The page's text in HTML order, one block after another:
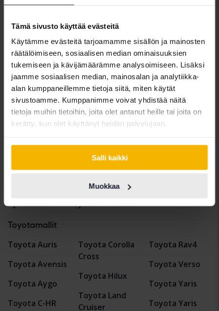
Tämä sivusto käyttää evästeitä
Käytämme evästeitä tarjoamamme sisällön ja mainosten
räätälöimiseen, sosiaalisen median ominaisuuksien
tukemiseen ja kävijämäärämme analysoimiseen. Lisäksi
jaamme sosiaalisen median, mainosalan ja analytiikka-
alan kumppaneillemme tietoja siitä, miten käytät
sivustoamme. Kumppanimme voivat yhdistää näitä
tietoja muihin tietoihin, joita olet antanut heille tai joita on
kerätty, kun olet käyttänyt heidän palvelujaan.
Salli kaikki
Muokkaa
ympäristöluokitellulla Toyota Priuksella -
bensiinimoottori ja generaattorit (kaksi numeroa) on
asennettu nikkeliakkuihin, jotka syöttävät
generaattoreita takaistuimen alle painon jakautumisen
vuoksi. Kulutus on valmistajan tietojen mukaan
sekaajossa 0,36 litraa kilometriltä, mutta kaupungissa
ajettaessa kuluu vain 0,33 litraa kilometriltä alhaisten
nopeuksien ansiosta, koska bensiinimoottorin ei
tarvitse toimia. Kulutus on kuitenkin suurempi kuin
bensiiniä kilometriä kohden seka-ajossa, mutta tämä
on auto, jolla on pienempi maavara ja siksi alhaisempi
ilmanvastus.
Ajoneuvot Toyota C-HR
Toyotamallit
Toyota Auris
Toyota Avensis
Toyota Aygo
Toyota C-HR
Toyota Corolla
Cross
Toyota Hilux
Toyota Land
Cruiser
Toyota Rav4
Toyota Verso
Toyota Yaris
Toyota Yaris